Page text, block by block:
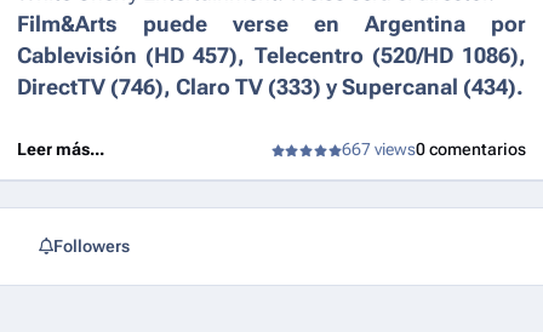
Film&Arts puede verse en Argentina por
Cablevisión (HD 457), Telecentro (520/HD 1086),
DirectTV (746), Claro TV (333) y Supercanal (434).
Leer más... 667 views0 comentarios
Followers